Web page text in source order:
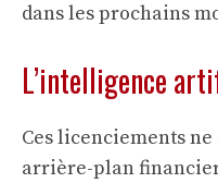
dans les prochains
L’intelligence
Ces licenciements
arrière-plan